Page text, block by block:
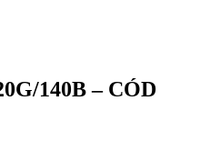
140B – CÓD